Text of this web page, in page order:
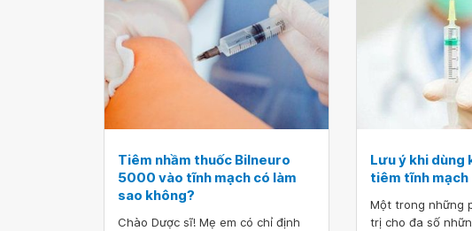
Tiêm nhầm thuốc Bilneuro
5000 vào tĩnh mạch có làm
sao không?
Chào Dược sĩ! Mẹ em có chỉ định
Lưu ý khi dùng
tiêm tĩnh mạch
Một trong những
trị cho đa số